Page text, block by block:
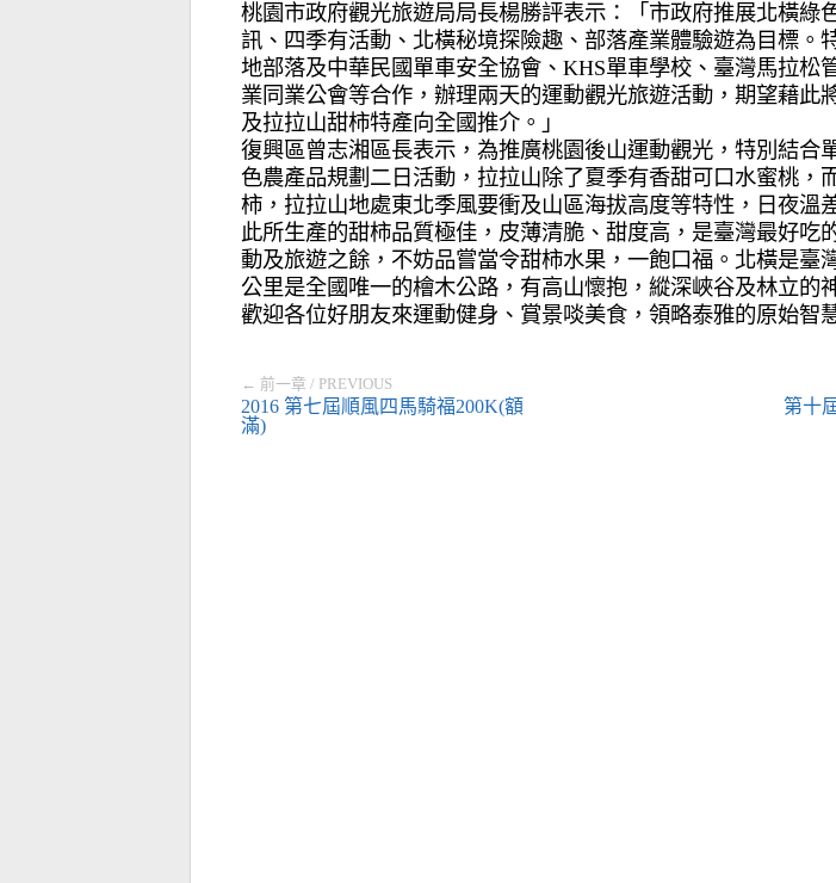
桃園市政府觀光旅遊局局長楊勝評表示：「市政府推展北橫綠
訊、四季有活動、北橫秘境探險趣、部落產業體驗遊為目標。
地部落及中華民國單車安全協會、KHS單車學校、臺灣馬拉松
業同業公會等合作，辦理兩天的運動觀光旅遊活動，期望藉此
及拉拉山甜柿特產向全國推介。」
復興區曾志湘區長表示，為推廣桃園後山運動觀光，特別結合
色農產品規劃二日活動，拉拉山除了夏季有香甜可口水蜜桃，
柿，拉拉山地處東北季風要衝及山區海拔高度等特性，日夜溫
此所生產的甜柿品質極佳，皮薄清脆、甜度高，是臺灣最好吃
動及旅遊之餘，不妨品嘗當令甜柿水果，一飽口福。北橫是臺
公里是全國唯一的檜木公路，有高山懷抱，縱深峽谷及林立的
歡迎各位好朋友來運動健身、賞景啖美食，領略泰雅的原始智
← 前一章 / PREVIOUS
2016 第七屆順風四馬騎福200K(額
滿)
第十